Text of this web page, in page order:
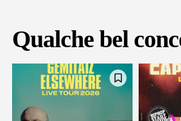
Qualche bel